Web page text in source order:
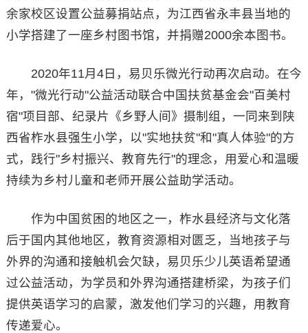
余家校区设置公益募捐站点，为江西省永丰县当地的
小学搭建了一座乡村图书馆，并捐赠2000余本图书。
2020年11月4日，易贝乐微光行动再次启动。在今
年，"微光行动"公益活动联合中国扶贫基金会"百美村
宿"项目部、纪录片《乡野人间》摄制组，一同来到陕
西省柞水县强生小学，以"实地扶贫"和"真人体验"的方
式，践行"乡村振兴、教育先行"的理念，用爱心和温暖
持续为乡村儿童和老师开展公益助学活动。
作为中国贫困的地区之一，柞水县经济与文化落
后于国内其他地区，教育资源相对匮乏，当地孩子与
外界的沟通和接触机会欠缺，易贝乐少儿英语希望通
过公益活动，为学员和外界沟通搭建桥梁，为孩子们
提供英语学习的启蒙，激发他们学习的兴趣，用教育
传递爱心。